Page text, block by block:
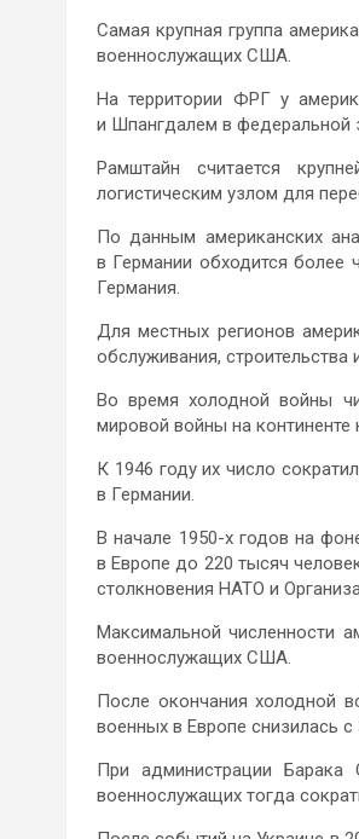
Самая крупная группа
военнослужащих США.
На территории ФРГ у
и Шпангдалем в федеральной
Рамштайн считается
логистическим узлом для
По данным американских
в Германии обходится
Германия.
Для местных регионов
обслуживания, строительства
Во время холодной войны
мировой войны на континенте
К 1946 году их число
в Германии.
В начале 1950-х годов на
в Европе до 220 тысяч
столкновения НАТО и
Максимальной численности
военнослужащих США.
После окончания холодной
военных в Европе снизилась
При администрации
военнослужащих тогда